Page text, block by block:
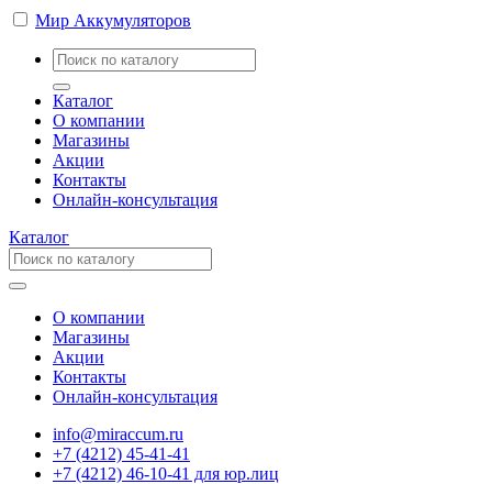
Мир Аккумуляторов
Каталог
О компании
Магазины
Акции
Контакты
Онлайн-консультация
Каталог
О компании
Магазины
Акции
Контакты
Онлайн-консультация
info@miraccum.ru
+7 (4212) 45-41-41
+7 (4212) 46-10-41 для юр.лиц